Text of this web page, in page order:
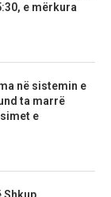
e mërkura
në sistemin e
ta marrë
e